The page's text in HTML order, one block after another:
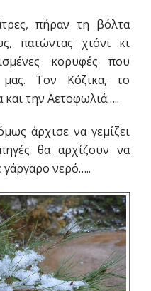
πήραν τη βόλτα
πατώντας χιόνι κι
κορυφές που
Τον Κόζικα, το
την Αετοφωλιά…..
άρχισε να γεμίζει
θα αρχίζουν να
νερό…..